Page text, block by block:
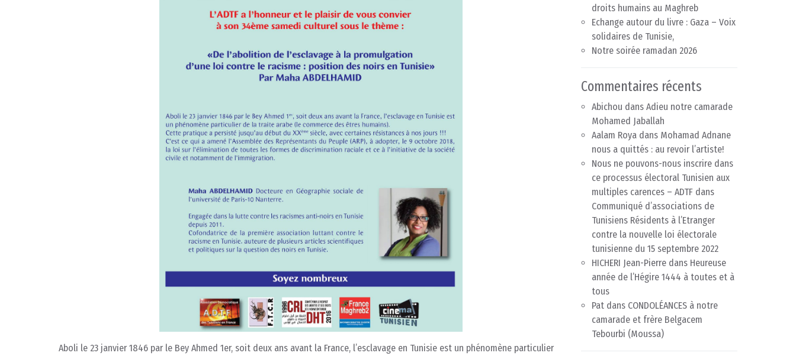
Aboli le 23 janvier 1846 par le Bey Ahmed 1er, soit deux ans avant la France, l’esclavage en Tunisie est un phénomène particulier
droits humains au Maghreb
Echange autour du livre : Gaza – Voix
solidaires de Tunisie,
Notre soirée ramadan 2026
Commentaires récents
Abichou dans Adieu notre camarade
Mohamed Jaballah
Aalam Roya dans Mohamad Adnane
nous a quittés : au revoir l’artiste!
Nous ne pouvons-nous inscrire dans
ce processus électoral Tunisien aux
multiples carences – ADTF dans
Communiqué d’associations de
Tunisiens Résidents à l’Etranger
contre la nouvelle loi électorale
tunisienne du 15 septembre 2022
HICHERI Jean-Pierre dans Heureuse
année de l’Hégire 1444 à toutes et à
tous
Pat dans CONDOLÉANCES à notre
camarade et frère Belgacem
Tebourbi (Moussa)